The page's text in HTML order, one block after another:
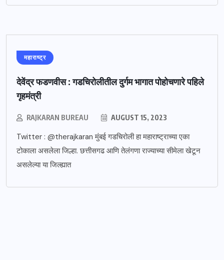
महाराष्ट्र
देवेंद्र फडणवीस : गडचिरोलीतील दुर्गम भागात पोहोचणारे पहिले
गृहमंत्री
RAJKARAN BUREAU AUGUST 15, 2023
Twitter : @therajkaran मुंबई गडचिरोली हा महाराष्ट्राच्या एका
टोकाला असलेला जिल्हा. छत्तीसगढ आणि तेलंगणा राज्याच्या सीमेला खेटून
असलेल्या या जिल्ह्यात